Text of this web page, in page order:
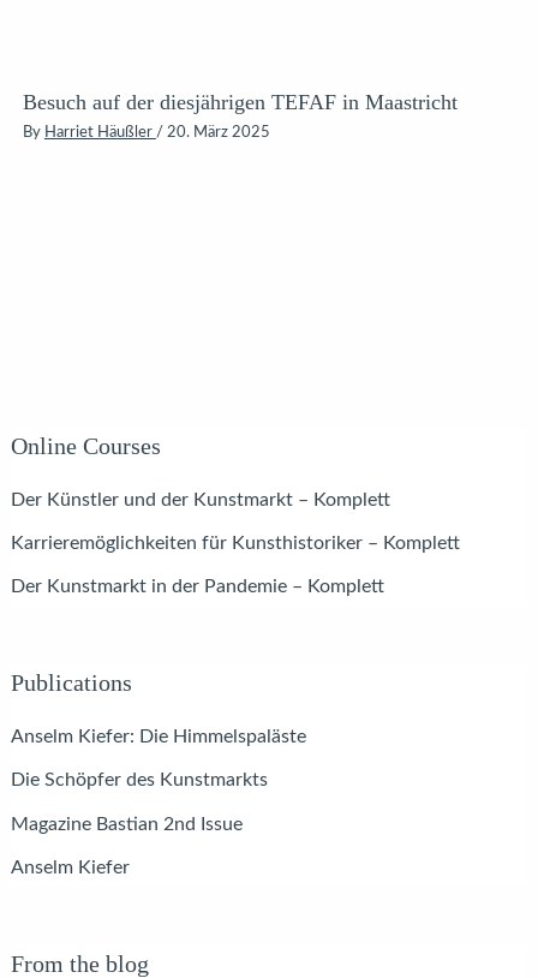
Besuch auf der diesjährigen TEFAF in Maastricht
By Harriet Häußler / 20. März 2025
Online Courses
Der Künstler und der Kunstmarkt – Komplett
Karrieremöglichkeiten für Kunsthistoriker – Komplett
Der Kunstmarkt in der Pandemie – Komplett
Publications
Anselm Kiefer: Die Himmelspaläste
Die Schöpfer des Kunstmarkts
Magazine Bastian 2nd Issue
Anselm Kiefer
From the blog